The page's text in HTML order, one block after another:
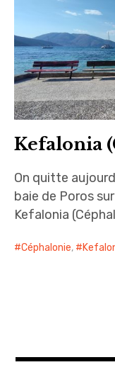
Side-car(s)
Kefalonia
On quitte
baie de Poros
Kefalonia
Céphalonie,